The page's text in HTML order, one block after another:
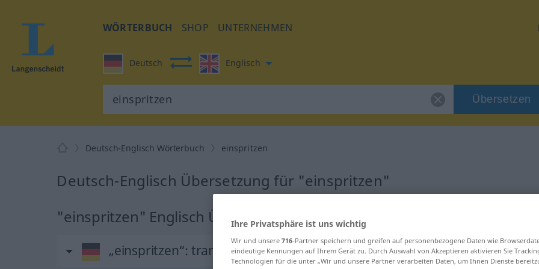
WÖRTERBUCH SHOP UNTERNEHMEN
Deutsch Englisch
Übersetzen
Deutsch-Englisch Wörterbuch einspritzen
Deutsch-Englisch Übersetzung für "einspritzen"
"einspritzen" Englisch Übersetzung
„einspritzen“: transitives Verb
Ihre Privatsphäre ist uns wichtig
Wir und unsere 716-Partner speichern und greifen auf personenbezogene Daten wie
eindeutige Kennungen auf Ihrem Gerät zu. Durch Auswahl von Akzeptieren aktivieren Sie
Technologien für die unter „Wir und unsere Partner verarbeiten Daten, um Ihnen Dienste